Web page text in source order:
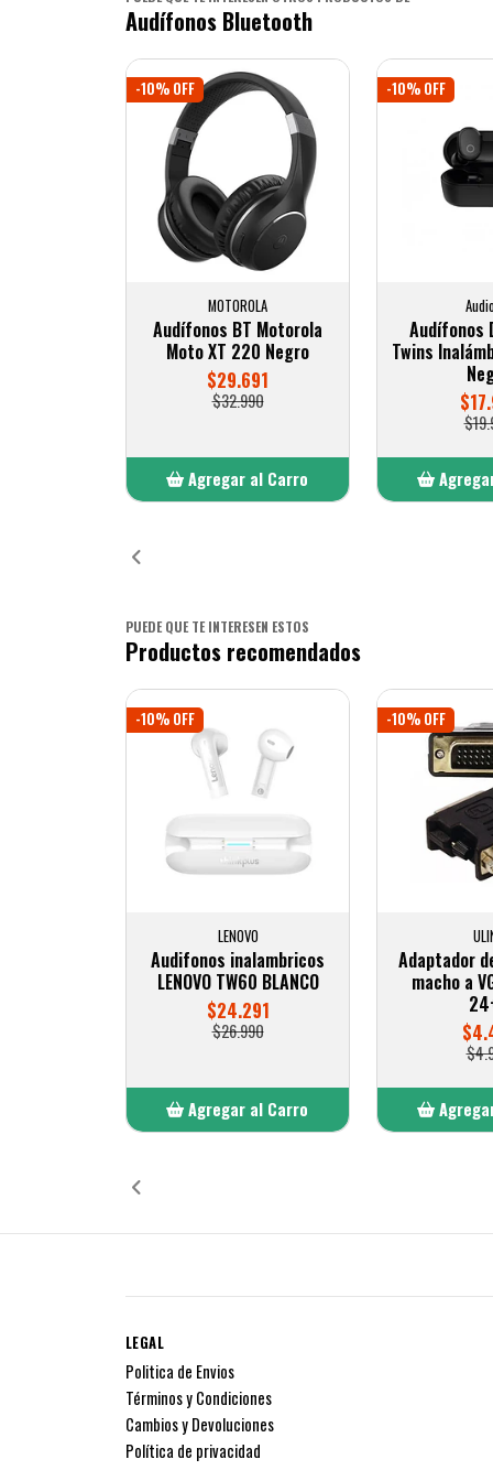
Audífonos Bluetooth
-10% OFF
MOTOROLA
Audífonos BT Motorola
Moto XT 220 Negro
$29.691
$32.990
Agregar al Carro
-10% OFF
Audífonos
Twins
PUEDE QUE TE INTERESEN ESTOS
Productos recomendados
-10% OFF
LENOVO
Audifonos inalambricos
LENOVO TW60 BLANCO
$24.291
$26.990
Agregar al Carro
-10% OFF
Adaptador
macho a
LEGAL
Politica de Envios
Términos y Condiciones
Cambios y Devoluciones
Política de privacidad